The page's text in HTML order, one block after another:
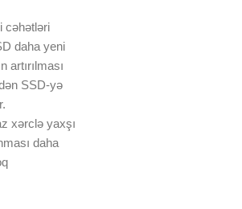
cəhətləri
daha yeni
SSD-yə
xərclə yaxşı
daha